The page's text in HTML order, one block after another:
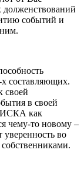
событий и
х составляющих.
в своей
как
чему-то новому –
уверенность во